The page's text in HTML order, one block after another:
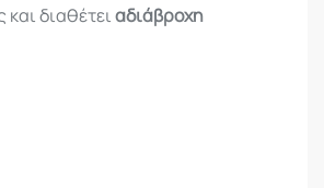
διαθέτειαδιάβροχη